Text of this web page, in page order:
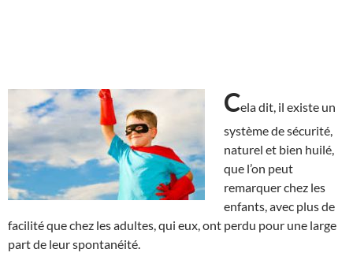
Cela dit, il existe un
système de sécurité,
naturel et bien huilé,
que l’on peut
remarquer chez les
enfants, avec plus de
facilité que chez les adultes, qui eux, ont perdu pour une large
part de leur spontanéité.